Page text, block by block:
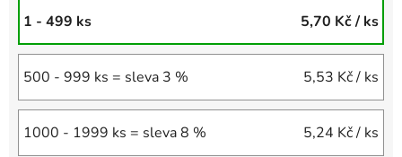
1 - 499 ks 5,70 Kč/ ks
500 - 999 ks = sleva 3 % 5,53 Kč/ ks
1000 - 1999 ks = sleva 8 % 5,24 Kč/ ks